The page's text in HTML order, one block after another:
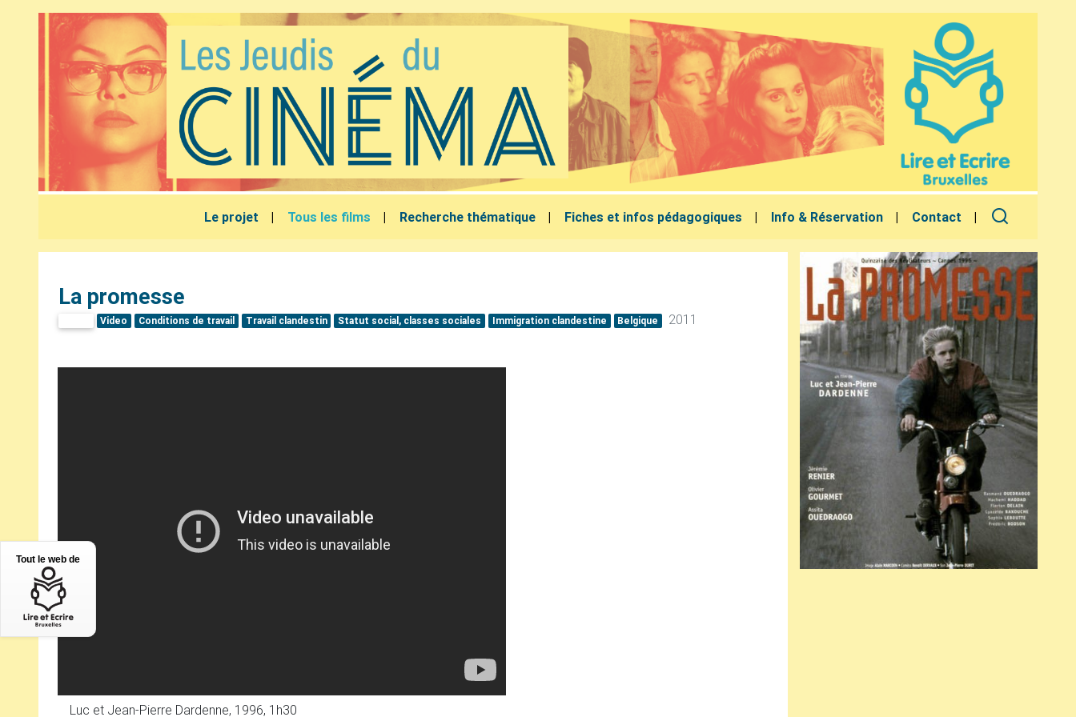
Le projet Tous les films Recherche thématique Fiches et infos pédagogiques Info & Réservation Contact
La promesse
Video Conditions de travail Travail clandestin Statut social, classes sociales Immigration clandestine Belgique 2011
Luc et Jean-Pierre Dardenne, 1996, 1h30
Tout le web de